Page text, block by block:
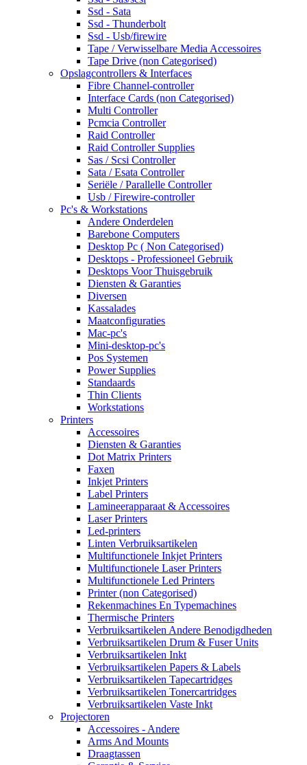
Ssd - Sata
Ssd - Thunderbolt
Ssd - Usb/firewire
Tape / Verwisselbare Media Accessoires
Tape Drive (non Categorised)
Opslagcontrollers & Interfaces
Fibre Channel-controller
Interface Cards (non Categorised)
Multi Controller
Pcmcia Controller
Raid Controller
Raid Controller Supplies
Sas / Scsi Controller
Sata / Esata Controller
Seriële / Parallelle Controller
Usb / Firewire-controller
Pc's & Workstations
Andere Onderdelen
Barebone Computers
Desktop Pc ( Non Categorised)
Desktops - Professioneel Gebruik
Desktops Voor Thuisgebruik
Diensten & Garanties
Diversen
Kassalades
Maatconfiguraties
Mac-pc's
Mini-desktop-pc's
Pos Systemen
Power Supplies
Standaards
Thin Clients
Workstations
Printers
Accessoires
Diensten & Garanties
Dot Matrix Printers
Faxen
Inkjet Printers
Label Printers
Lamineerapparaat & Accessoires
Laser Printers
Led-printers
Linten Verbruiksartikelen
Multifunctionele Inkjet Printers
Multifunctionele Laser Printers
Multifunctionele Led Printers
Printer (non Categorised)
Rekenmachines En Typemachines
Thermische Printers
Verbruiksartikelen Andere Benodigdheden
Verbruiksartikelen Drum & Fuser Units
Verbruiksartikelen Inkt
Verbruiksartikelen Papers & Labels
Verbruiksartikelen Tapecartridges
Verbruiksartikelen Tonercartridges
Verbruiksartikelen Vaste Inkt
Projectoren
Accessoires - Andere
Arms And Mounts
Draagtassen